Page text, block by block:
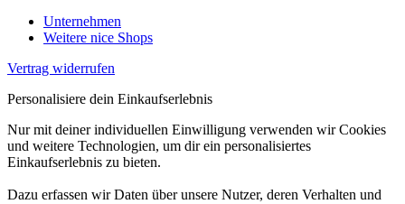
Unternehmen
Weitere nice Shops
Vertrag widerrufen
Personalisiere dein Einkaufserlebnis
Nur mit deiner individuellen Einwilligung verwenden wir Cookies
und weitere Technologien, um dir ein personalisiertes
Einkaufserlebnis zu bieten.
Dazu erfassen wir Daten über unsere Nutzer, deren Verhalten und